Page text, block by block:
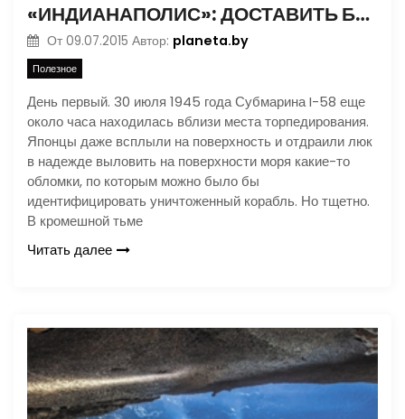
«ИНДИАНАПОЛИС»: ДОСТАВИТЬ БОМБУ И УМЕРЕТЬ. ЧАСТЬ 2
От 09.07.2015 Автор: planeta.by
Полезное
День первый. 30 июля 1945 года Субмарина I-58 еще
около часа находилась вблизи места торпедирования.
Японцы даже всплыли на поверхность и отдраили люк
в надежде выловить на поверхности моря какие-то
обломки, по которым можно было бы
идентифицировать уничтоженный корабль. Но тщетно.
В кромешной тьме
Читать далее